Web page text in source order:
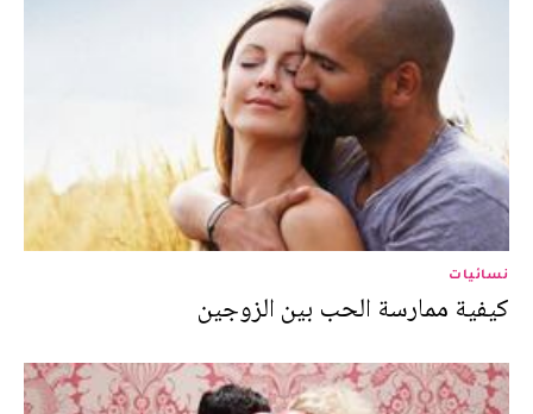
نسائيات
كيفية ممارسة الحب بين الزوجين